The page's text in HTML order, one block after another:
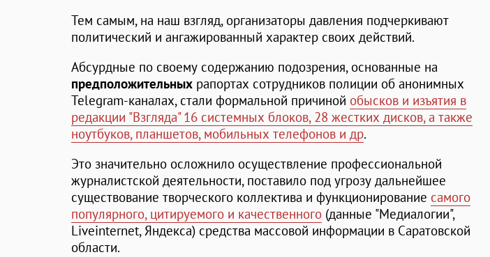
Тем самым, на наш взгляд, организаторы давления подчеркивают
политический и ангажированный характер своих действий.
Абсурдные по своему содержанию подозрения, основанные на
предположительных рапортах сотрудников полиции об анонимных
Telegram-каналах, стали формальной причиной обысков и изъятия в
редакции "Взгляда" 16 системных блоков, 28 жестких дисков, а также
ноутбуков, планшетов, мобильных телефонов и др.
Это значительно осложнило осуществление профессиональной
журналистской деятельности, поставило под угрозу дальнейшее
существование творческого коллектива и функционирование самого
популярного, цитируемого и качественного (данные "Медиалогии",
Liveinternet, Яндекса) средства массовой информации в Саратовской
области.